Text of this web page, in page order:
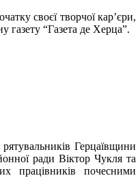
своєї творчої кар’єри,
газету “Газета де Херца”.
Герцаївщини
ради Віктор Чукля та
працівників почесними